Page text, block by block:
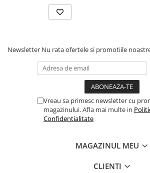
Newsletter Nu rata ofertele si promotiile
Vreau sa primesc newsletter cu
magazinului. Afla mai multe in
Confidentialitate
MAGAZINUL MEU
CLIENTI